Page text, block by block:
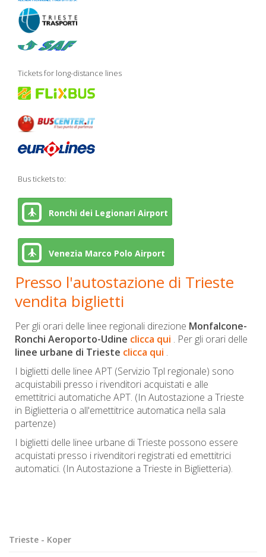
Tickets for long-distance lines
Bus tickets to:
Ronchi dei Legionari Airport
Venezia Marco Polo Airport
Presso l'autostazione di Trieste
vendita biglietti
Per gli orari delle linee regionali direzione Monfalcone-
Ronchi Aeroporto-Udine clicca qui . Per gli orari delle
linee urbane di Trieste clicca qui .
I biglietti delle linee APT (Servizio Tpl regionale) sono
acquistabili presso i rivenditori acquistati e alle
emettitrici automatiche APT. (In Autostazione a Trieste
in Biglietteria o all'emettitrice automatica nella sala
partenze)
I biglietti delle linee urbane di Trieste possono essere
acquistati presso i rivenditori registrati ed emettitrici
automatici. (In Autostazione a Trieste in Biglietteria).
Trieste - Koper